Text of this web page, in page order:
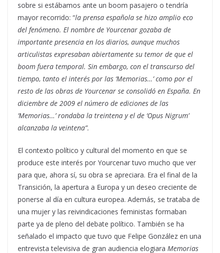
sobre si estábamos ante un boom pasajero o tendría
mayor recorrido: “la prensa española se hizo amplio eco
del fenómeno. El nombre de Yourcenar gozaba de
importante presencia en los diarios, aunque muchos
articulistas expresaban abiertamente su temor de que el
boom fuera temporal. Sin embargo, con el transcurso del
tiempo, tanto el interés por las ‘Memorias…’ como por el
resto de las obras de Yourcenar se consolidó en España. En
diciembre de 2009 el número de ediciones de las
‘Memorias…’ rondaba la treintena y el de ‘Opus Nigrum’
alcanzaba la veintena”.
El contexto político y cultural del momento en que se
produce este interés por Yourcenar tuvo mucho que ver
para que, ahora sí, su obra se apreciara. Era el final de la
Transición, la apertura a Europa y un deseo creciente de
ponerse al día en cultura europea. Además, se trataba de
una mujer y las reivindicaciones feministas formaban
parte ya de pleno del debate político. También se ha
señalado el impacto que tuvo que Felipe González en una
entrevista televisiva de gran audiencia elogiara Memorias